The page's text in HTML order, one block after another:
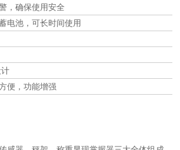
，确保使用安全
电池，可长时间使用
便，功能增强